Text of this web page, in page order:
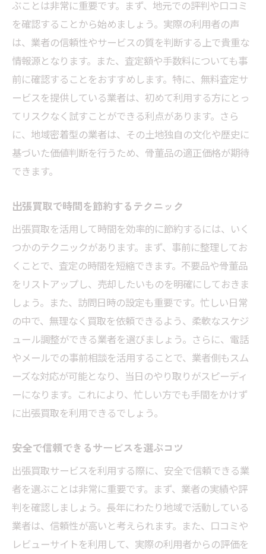
専門家の意見を最大限に活用する方法
査定時に注意すべき点と準備物
評価額に納得できない場合の対処法
東京都の骨董品市場事情を知る
査定結果を基にした賢い売却戦略
出張買取を利用した遺品整理の効率的な進め方
適切なスケジュールで無理なく進める方法
遺品整理後にやるべきことリスト
整理のプロが教える成功するコツ
生前整理に役立つ出張買取サービスの使い方
生前整理の重要性とそのメリット
出張買取を取り入れた生前整理のステップ
東京都内で安心して利用できるサービス例
生前整理時に気をつけるべき法律や規約
家族との意見交換で円滑に進める方法
生前整理後のフォローと次のステップ
高価買取を目指すための出張買取利用時の注意
高価買取を実現するための準備
取引の際に気をつけるべき落とし穴
出張買取業者選びで失敗しないコツ
具体的な査定額を引き出す交渉術
東京都市場での高価買取事例を知る
ぶことは非常に重要です。まず、地元での評判や口コミ
を確認することから始めましょう。実際の利用者の声
は、業者の信頼性やサービスの質を判断する上で貴重な
情報源となります。また、査定額や手数料についても事
前に確認することをおすすめします。特に、無料査定サ
ービスを提供している業者は、初めて利用する方にとっ
てリスクなく試すことができる利点があります。さら
に、地域密着型の業者は、その土地独自の文化や歴史に
基づいた価値判断を行うため、骨董品の適正価格が期待
できます。
出張買取で時間を節約するテクニック
出張買取を活用して時間を効率的に節約するには、いく
つかのテクニックがあります。まず、事前に整理してお
くことで、査定の時間を短縮できます。不要品や骨董品
をリストアップし、売却したいものを明確にしておきま
しょう。また、訪問日時の設定も重要です。忙しい日常
の中で、無理なく買取を依頼できるよう、柔軟なスケジ
ュール調整ができる業者を選びましょう。さらに、電話
やメールでの事前相談を活用することで、業者側もスム
ーズな対応が可能となり、当日のやり取りがスピーディ
ーになります。これにより、忙しい方でも手間をかけず
に出張買取を利用できるでしょう。
安全で信頼できるサービスを選ぶコツ
出張買取サービスを利用する際に、安全で信頼できる業
者を選ぶことは非常に重要です。まず、業者の実績や評
判を確認しましょう。長年にわたり地域で活動している
業者は、信頼性が高いと考えられます。また、口コミや
レビューサイトを利用して、実際の利用者からの評価を